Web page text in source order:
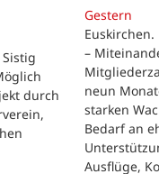
durch
Gestern
–
neun
starken
Bedarf an
Ausflüge,